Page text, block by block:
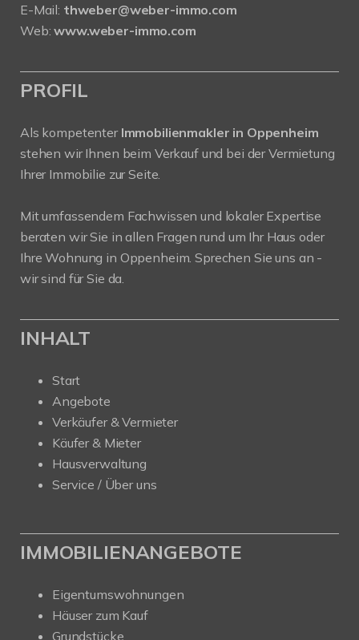
E-Mail: thweber@weber-immo.com
Web:www.weber-immo.com
PROFIL
Als kompetenter Immobilienmakler in Oppenheim
stehen wir Ihnen beim Verkauf und bei der Vermietung
Ihrer Immobilie zur Seite.
Mit umfassendem Fachwissen und lokaler Expertise
beraten wir Sie in allen Fragen rund um Ihr Haus oder
Ihre Wohnung in Oppenheim. Sprechen Sie uns an -
wir sind für Sie da.
INHALT
Start
Angebote
Verkäufer & Vermieter
Käufer & Mieter
Hausverwaltung
Service / Über uns
IMMOBILIENANGEBOTE
Eigentumswohnungen
Häuser zum Kauf
Grundstücke